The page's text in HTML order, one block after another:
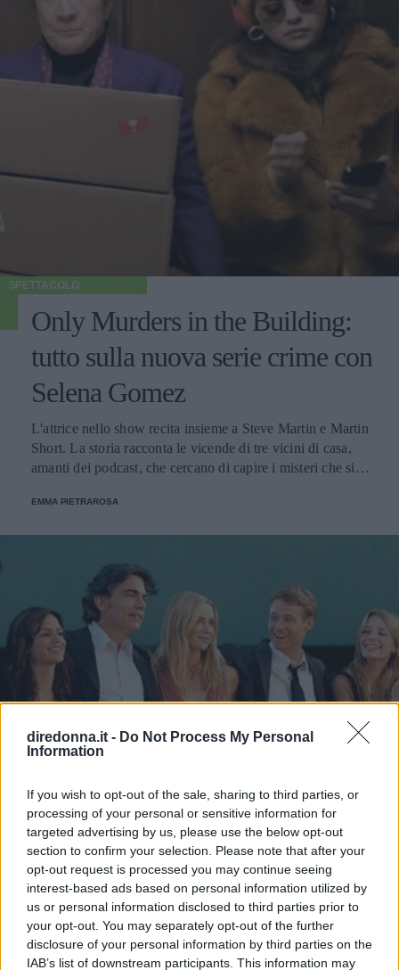
diredonna.it - Do Not Process My Personal
Information
If you wish to opt-out of the sale, sharing to third parties, or
processing of your personal or sensitive information for
targeted advertising by us, please use the below opt-out
section to confirm your selection. Please note that after your
opt-out request is processed you may continue seeing
interest-based ads based on personal information utilized by
us or personal information disclosed to third parties prior to
your opt-out. You may separately opt-out of the further
disclosure of your personal information by third parties on the
IAB’s list of downstream participants. This information may
SPETTACOLO
Only Murders in the Building:
tutto sulla nuova serie crime con
Selena Gomez
L'attrice nello show recita insieme a Steve Martin e Martin
Short. La storia racconta le vicende di tre vicini di casa,
amanti dei podcast, che cercano di capire i misteri che si
EMMA PIETRAROSA
SPETTACOLO